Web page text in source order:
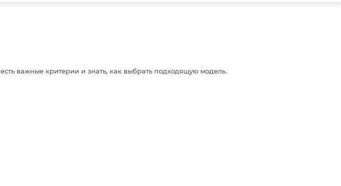
важные критерии и знать, как выбрать подходящую модель.